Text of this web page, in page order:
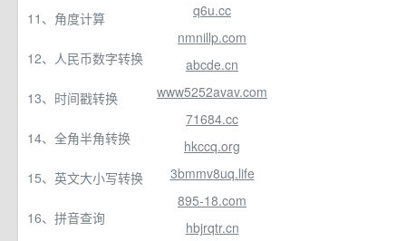
q6u.cc
nmnillp.com
abcde.cn
www5252avav.com
71684.cc
hkccq.org
3bmmv8uq.life
895-18.com
hbjrqtr.cn
11、角度计算
12、人民币数字转换
13、时间戳转换
14、全角半角转换
15、英文大小写转换
16、拼音查询